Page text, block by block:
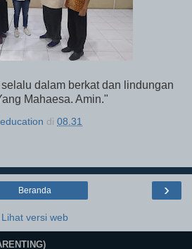
dalam berkat dan lindungan
Mahaesa. Amin."
di 08.31
›
Beranda
Lihat versi web